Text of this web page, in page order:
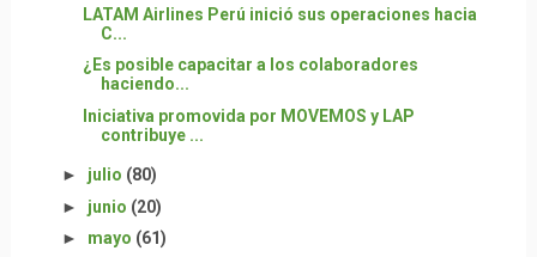
LATAM Airlines Perú inició sus operaciones hacia
C...
¿Es posible capacitar a los colaboradores
haciendo...
Iniciativa promovida por MOVEMOS y LAP
contribuye ...
► julio (80)
► junio (20)
► mayo (61)